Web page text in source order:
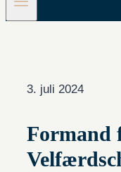
3. juli 2024
Formand